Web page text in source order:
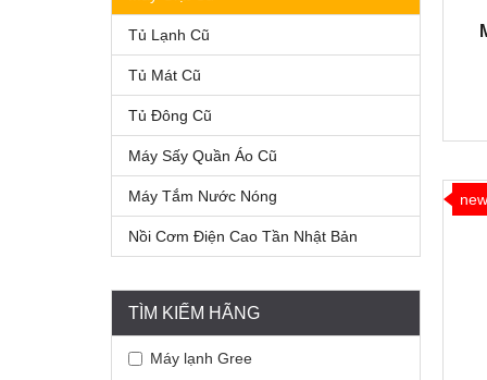
Tủ Lạnh Cũ
Tủ Mát Cũ
Tủ Đông Cũ
Máy Sấy Quần Áo Cũ
Máy Tắm Nước Nóng
Nồi Cơm Điện Cao Tần Nhật Bản
TÌM KIẾM HÃNG
Máy lạnh Gree
new